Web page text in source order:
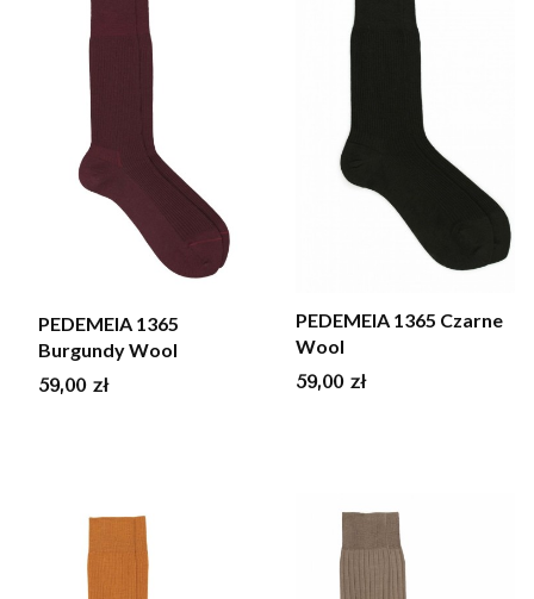
PEDEMEIA 1365
Burgundy Wool
Cena
59,00 zł
PEDEMEIA 1365 Czarne
Wool
Cena
59,00 zł